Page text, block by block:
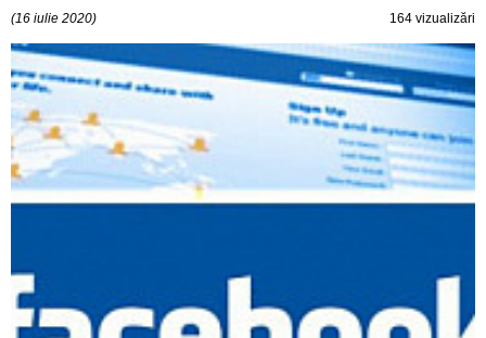
(16 iulie 2020) 164 vizualizări